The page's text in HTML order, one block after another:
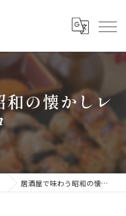
和の懐かしレ
居酒屋で味わう昭和の懐かしレトロ